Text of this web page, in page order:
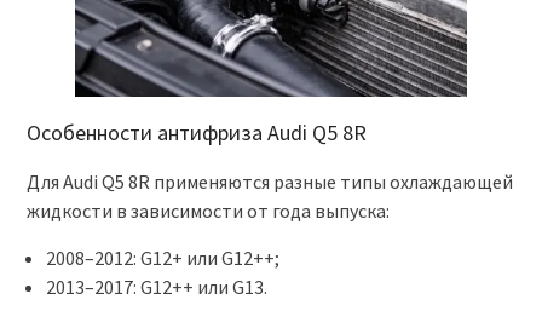
Особенности антифриза Audi Q5 8R
Для Audi Q5 8R применяются разные типы охлаждающей
жидкости в зависимости от года выпуска:
2008–2012: G12+ или G12++;
2013–2017: G12++ или G13.